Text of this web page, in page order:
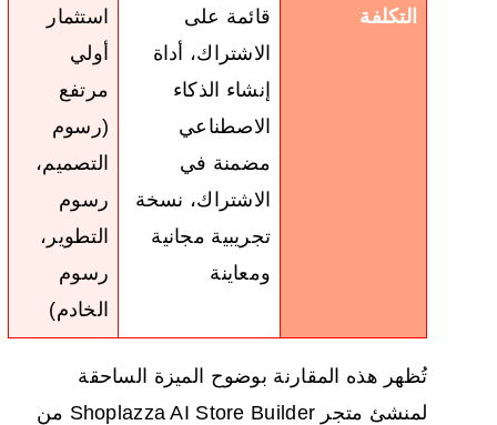
التكلفة
قائمة على
الاشتراك، أداة
إنشاء الذكاء
الاصطناعي
مضمنة في
الاشتراك، نسخة
تجريبية مجانية
ومعاينة
استثمار
أولي
مرتفع
(رسوم
التصميم،
رسوم
التطوير،
رسوم
الخادم)
تُظهر هذه المقارنة بوضوح الميزة الساحقة
لمنشئ متجر Shoplazza AI Store Builder من